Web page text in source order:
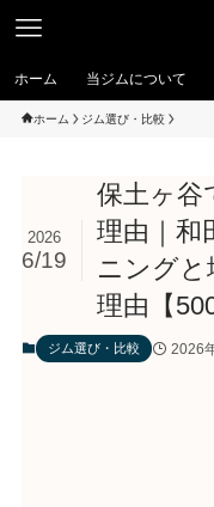
ホーム 当ジムについて
ホーム ジム選び・比較
保土ヶ谷
理由｜和
ニング
理由【
2026
6/19
ジム選び・比較 2026